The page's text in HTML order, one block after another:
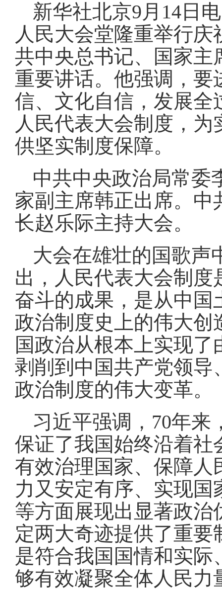
新华社北京9月14日
人民大会堂隆重举行
共中央总书记、国家主
重要讲话。他强调，
信、文化自信，发展全
人民代表大会制度，
供坚实制度保障。
中共中央政治局常委
家副主席韩正出席。
长赵乐际主持大会。
大会在雄壮的国歌声
出，人民代表大会制
奋斗的成果，是从中
政治制度史上的伟大
国政治从根本上实现
剥削到中国共产党领导
政治制度的伟大变革。
习近平强调，70年来
保证了我国始终沿着社
有效治理国家、保障人
力又安定有序、实现
等方面展现出显著政
定两大奇迹提供了重
是符合我国国情和实
够有效凝聚全体人民